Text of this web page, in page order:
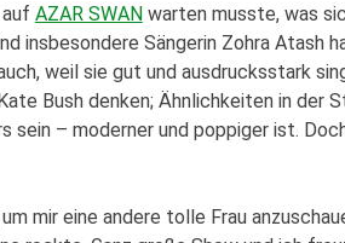
AZAR SWANwarten musste, was
insbesondere Sängerin Zohra Atash
weil sie gut und ausdrucksstark
Bush denken; Ähnlichkeiten in der
sein – moderner und poppiger ist.
mir eine andere tolle Frau